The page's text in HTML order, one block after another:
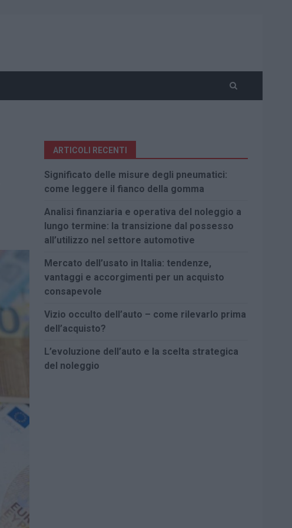
ARTICOLI RECENTI
Significato delle misure degli pneumatici:
come leggere il fianco della gomma
Analisi finanziaria e operativa del noleggio a
lungo termine: la transizione dal possesso
all’utilizzo nel settore automotive
Mercato dell’usato in Italia: tendenze,
vantaggi e accorgimenti per un acquisto
consapevole
Vizio occulto dell’auto – come rilevarlo prima
dell’acquisto?
L’evoluzione dell’auto e la scelta strategica
del noleggio